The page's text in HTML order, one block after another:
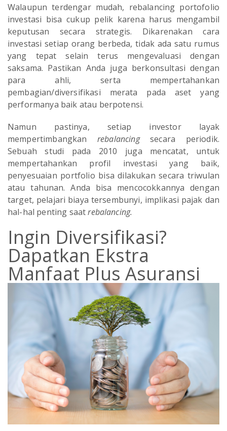
Walaupun terdengar mudah, rebalancing portofolio
investasi bisa cukup pelik karena harus mengambil
keputusan secara strategis. Dikarenakan cara
investasi setiap orang berbeda, tidak ada satu rumus
yang tepat selain terus mengevaluasi dengan
saksama. Pastikan Anda juga berkonsultasi dengan
para ahli, serta mempertahankan
pembagian/diversifikasi merata pada aset yang
performanya baik atau berpotensi.
Namun pastinya, setiap investor layak
mempertimbangkan rebalancingsecara periodik.
Sebuah studi pada 2010 juga mencatat, untuk
mempertahankan profil investasi yang baik,
penyesuaian portfolio bisa dilakukan secara triwulan
atau tahunan. Anda bisa mencocokkannya dengan
target, pelajari biaya tersembunyi, implikasi pajak dan
hal-hal penting saatrebalancing.
Ingin Diversifikasi?
Dapatkan Ekstra
Manfaat Plus Asuransi